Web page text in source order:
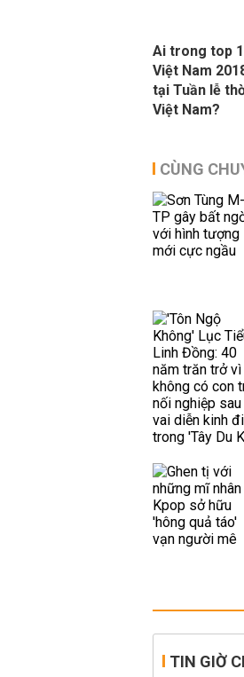
Ai trong top
Việt Nam
tại Tuần lễ
Việt Nam?
CÙNG
TIN GIỜ